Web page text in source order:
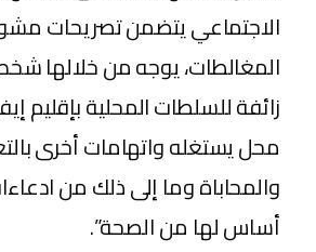
الاجتماعي يتضمن تصريحات
المغالطات، يوجه من خلالها
زائفة للسلطات المحلية بإقليم
محل يستغله واتهامات أخرى
والمحاباة وما إلى ذلك من
أساس لها من الصحة”.